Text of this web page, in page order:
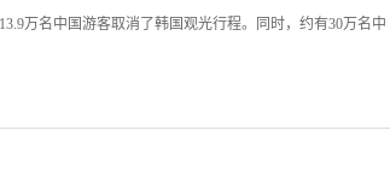
万名中国游客取消了韩国观光行程。同时，约有30万名中